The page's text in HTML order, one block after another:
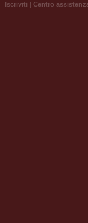
| Iscriviti | Centro